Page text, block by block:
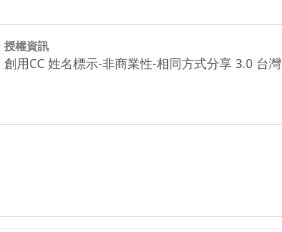
授權資訊
創用CC 姓名標示-非商業性-相同方式分享 3.0 台灣